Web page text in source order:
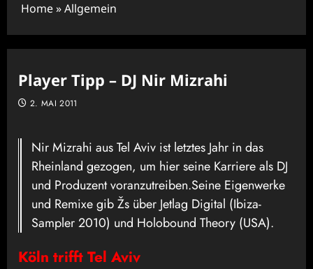
Home»Allgemein
Player Tipp – DJ Nir Mizrahi
2. MAI 2011
Nir Mizrahi aus Tel Aviv ist letztes Jahr in das
Rheinland gezogen, um hier seine Karriere als DJ
und Produzent voranzutreiben.Seine Eigenwerke
und Remixe gib Žs über Jetlag Digital (Ibiza-
Sampler 2010) und Holobound Theory (USA).
Köln trifft Tel Aviv